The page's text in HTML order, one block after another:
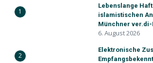
1
Lebenslange
islamistischen
Münchner
6. August 2026
2
Elektronische